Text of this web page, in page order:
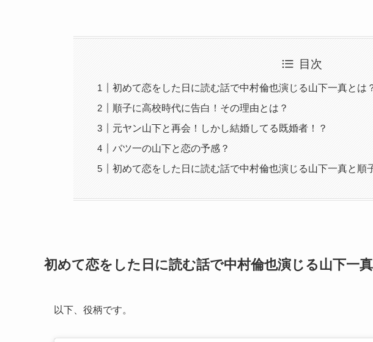
目次
初めて恋をした日に読む話で中村倫也演じる山下一真とは
順子に高校時代に告白！その理由とは？
元ヤン山下と再会！しかし結婚してる既婚者！？
バツ一の山下と恋の予感？
初めて恋をした日に読む話で中村倫也演じる山下一真と順
初めて恋をした日に読む話で中村倫也演じる山下一
以下、役柄です。